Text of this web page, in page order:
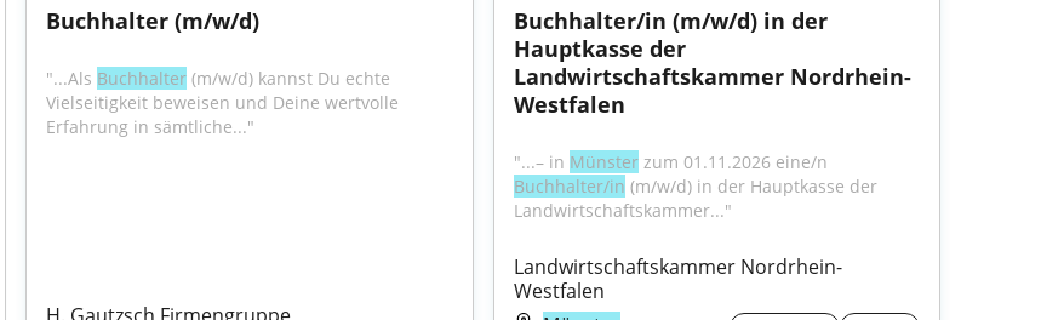
Buchhalter (m/w/d)
"...Als Buchhalter (m/w/d) kannst Du echte
Vielseitigkeit beweisen und Deine wertvolle
Erfahrung in sämtliche..."
Buchhalter/in (m/w/d) in der
Hauptkasse der
Landwirtschaftskammer Nordrhein-
Westfalen
"...– in Münster
Buchhalter/in (m/w/d) in der Hauptkasse der
Landwirtschaftskammer..."
Landwirtschaftskammer Nordrhein-
Westfalen